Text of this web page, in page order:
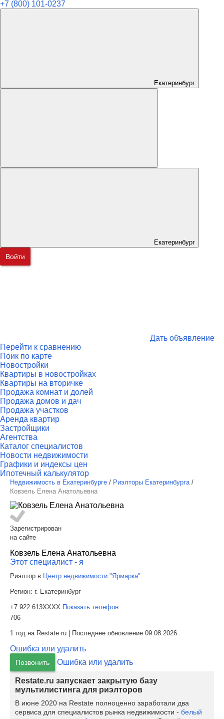
+7 (800) 101-0237
Екатеринбург
Екатеринбург
Войти
Дать объявление
Перейти к сравнению
Поик по карте
Новостройки
Квартиры в новостройках
Квартиры на вторичке
Продажа комнат и долей
Продажа домов и дач
Продажа участков
Аренда квартир
Застройщики
Агентства
Каталог специалистов
Новости недвижимости
Графики и индексы цен
Ипотечный калькулятор
Недвижимость в Екатеринбурге / Риэлторы Екатеринбурга /
Ковзель Елена Анатольевна
Зарегистрирован
на сайте
Ковзель Елена Анатольевна
Этот специалист - я
Риэлтор в Центр недвижимости "Ярмарка"
Регион: г. Екатеринбург
+7 922 613XXXX Показать телефон
706
1 год на Restate.ru | Последнее обновление 09.08.2026
Ошибка или удалить
Позвонить Ошибка или удалить
Restate.ru запускает закрытую базу
мультилистинга для риэлторов
В июне 2020 на Restate полноценно заработали два
сервиса для специалистов рынка недвижимости - белый